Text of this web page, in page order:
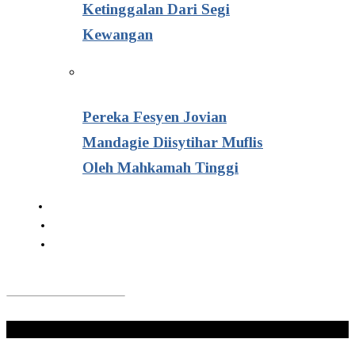
Ketinggalan Dari Segi
Kewangan
Pereka Fesyen Jovian
Mandagie Diisytihar Muflis
Oleh Mahkamah Tinggi